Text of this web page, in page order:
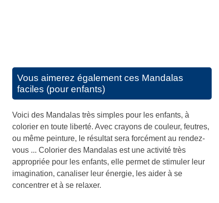
Vous aimerez également ces Mandalas
faciles (pour enfants)
Voici des Mandalas très simples pour les enfants, à
colorier en toute liberté. Avec crayons de couleur, feutres,
ou même peinture, le résultat sera forcément au rendez-
vous ... Colorier des Mandalas est une activité très
appropriée pour les enfants, elle permet de stimuler leur
imagination, canaliser leur énergie, les aider à se
concentrer et à se relaxer.